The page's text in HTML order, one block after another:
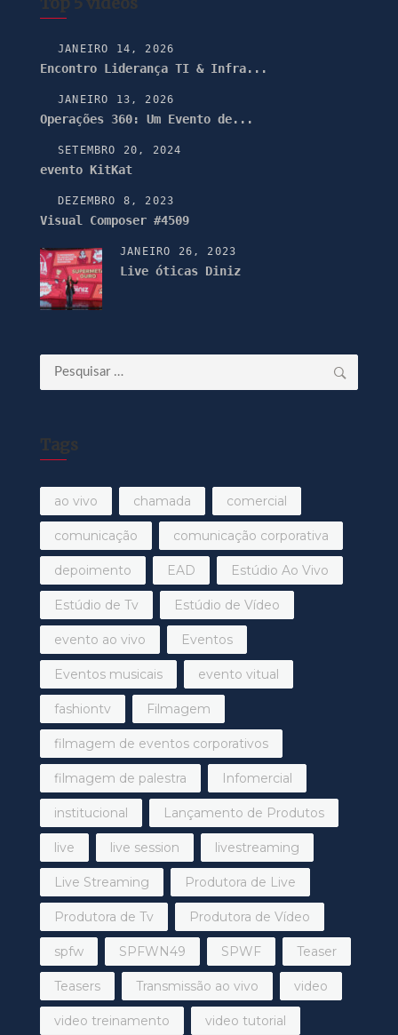
JANEIRO 14, 2026
Encontro Liderança TI & Infra...
JANEIRO 13, 2026
Operações 360: Um Evento de...
SETEMBRO 20, 2024
evento KitKat
DEZEMBRO 8, 2023
Visual Composer #4509
JANEIRO 26, 2023
Live óticas Diniz
Pesquisar
por:
Tags
ao vivo chamada comercial
comunicação comunicação corporativa
depoimento EAD Estúdio Ao Vivo
Estúdio de Tv Estúdio de Vídeo
evento ao vivo Eventos
Eventos musicais evento vitual
fashiontv Filmagem
filmagem de eventos corporativos
filmagem de palestra Infomercial
institucional Lançamento de Produtos
live live session livestreaming
Live Streaming Produtora de Live
Produtora de Tv Produtora de Vídeo
spfw SPFWN49 SPWF Teaser
Teasers Transmissão ao vivo video
video treinamento video tutorial